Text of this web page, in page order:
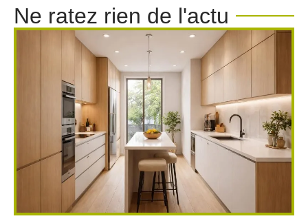
Ne ratez rien de l'actu